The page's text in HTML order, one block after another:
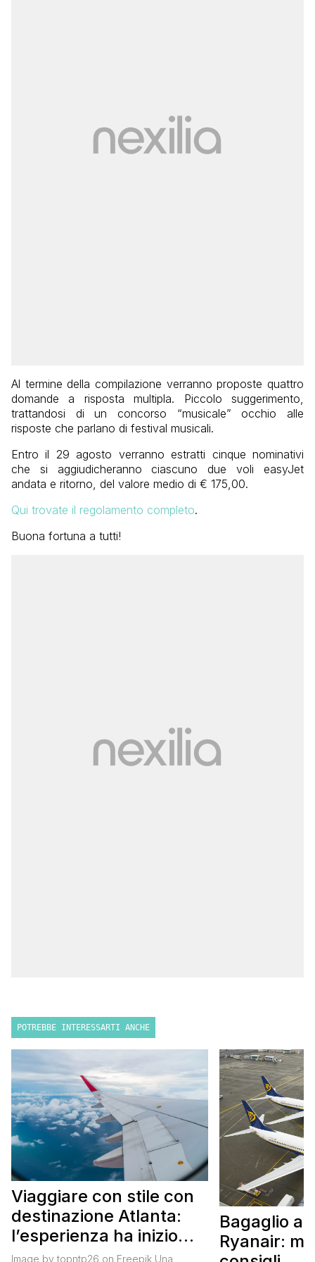
Al termine della compilazione verranno proposte quattro
domande a risposta multipla. Piccolo suggerimento,
trattandosi di un concorso “musicale” occhio alle
risposte che parlano di festival musicali.
Entro il 29 agosto verranno estratti cinque nominativi
che si aggiudicheranno ciascuno due voli easyJet
andata e ritorno, del valore medio di € 175,00.
Qui trovate il regolamento completo.
Buona fortuna a tutti!
POTREBBE INTERESSARTI ANCHE
Viaggiare con stile con
destinazione Atlanta:
l’esperienza ha inizio
con un volo Air France
Image by topntp26 on Freepik Una
Bagaglio a
Ryanair: